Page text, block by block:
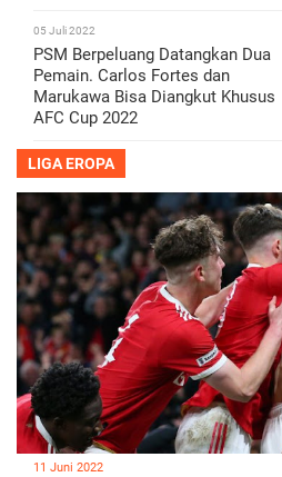
05 Juli 2022
PSM Berpeluang Datangkan Dua
Pemain. Carlos Fortes dan
Marukawa Bisa Diangkut Khusus
AFC Cup 2022
LIGA EROPA
11 Juni 2022